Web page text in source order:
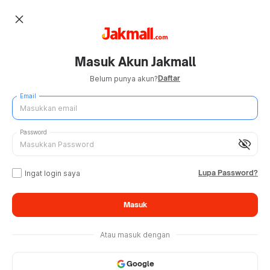
close
Masuk Akun Jakmall
Belum punya akun?Daftar
Email
visibility_off
Password
Ingat login saya Lupa Password?
Masuk
Atau masuk dengan
Google